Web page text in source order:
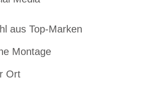
aus Top-Marken
Montage
Ort